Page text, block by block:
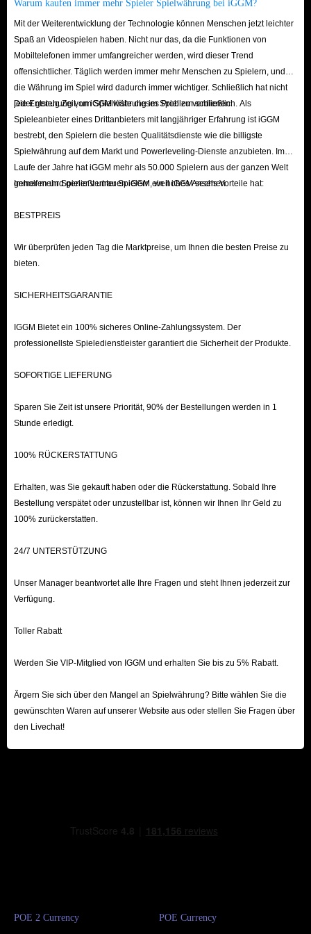
Diebstahl (Risikoreich):Sie können ungeschützte Farmen oder Schiffe
plündern, riskieren dabei aber eineGefängnisstrafe.
Kauf bei IGGM:Der effizienteste Weg. Tauschen Sie ein wenig
Echtgeld gegen große Mengen In-Game-Währung und überspringen Sie
Ob Menge, Preis oder Sicherheit – IGGM.comist der führende Shop für
ArcheAge WAR Gold. Zusätzlich bieten wir kostenlose Profi-Guides für
alle Spieler an. Probieren Sie es aus!
Warum kaufen immer mehr Spieler Spielwährung bei iGGM?
Mit der Weiterentwicklung der Technologie können Menschen jetzt leichter
Spaß an Videospielen haben. Nicht nur das, da die Funktionen von
Mobiltelefonen immer umfangreicher werden, wird dieser Trend
offensichtlicher. Täglich werden immer mehr Menschen zu Spielern, und
die Währung im Spiel wird dadurch immer wichtiger. Schließlich hat nicht
jeder genug Zeit, um Spielwährung im Spiel zu verdienen.
Die Entstehung von iGGM löste dieses Problem schließlich. Als
Spieleanbieter eines Drittanbieters mit langjähriger Erfahrung ist iGGM
bestrebt, den Spielern die besten Qualitätsdienste wie die billigste
Spielwährung auf dem Markt und Powerleveling-Dienste anzubieten. Im
Laufe der Jahre hat iGGM mehr als 50.000 Spielern aus der ganzen Welt
geholfen und genießt unter Spielern ein hohes Ansehen.
Immer mehr Spieler vertrauen iGGM, weil iGGM sechs Vorteile hat:
BESTPREIS
Wir überprüfen jeden Tag die Marktpreise, um Ihnen die besten Preise zu
bieten.
SICHERHEITSGARANTIE
IGGM Bietet ein 100% sicheres Online-Zahlungssystem. Der
professionellste Spieledienstleister garantiert die Sicherheit der Produkte.
SOFORTIGE LIEFERUNG
Sparen Sie Zeit ist unsere Priorität, 90% der Bestellungen werden in 1
Stunde erledigt.
100% RÜCKERSTATTUNG
Erhalten, was Sie gekauft haben oder die Rückerstattung. Sobald Ihre
Bestellung verspätet oder unzustellbar ist, können wir Ihnen Ihr Geld zu
100% zurückerstatten.
24/7 UNTERSTÜTZUNG
Unser Manager beantwortet alle Ihre Fragen und steht Ihnen jederzeit zur
Verfügung.
Toller Rabatt
Werden Sie VIP-Mitglied von IGGM und erhalten Sie bis zu 5% Rabatt.
Ärgern Sie sich über den Mangel an Spielwährung? Bitte wählen Sie die
gewünschten Waren auf unserer Website aus oder stellen Sie Fragen über
den Livechat!
POE 2 Currency POE Currency